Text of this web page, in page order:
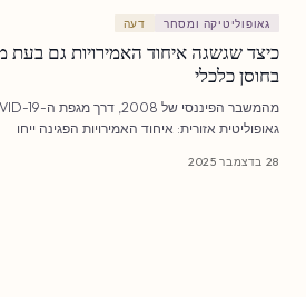
גאופוליטיקה ומסחר דעה
כיצד שגשגה איחוד האמירויות גם בעת
בחוסן כלכלי
גאופוליטית אזורית: איחוד האמירויות הפגינה ייחו
28 בדצמבר 2025